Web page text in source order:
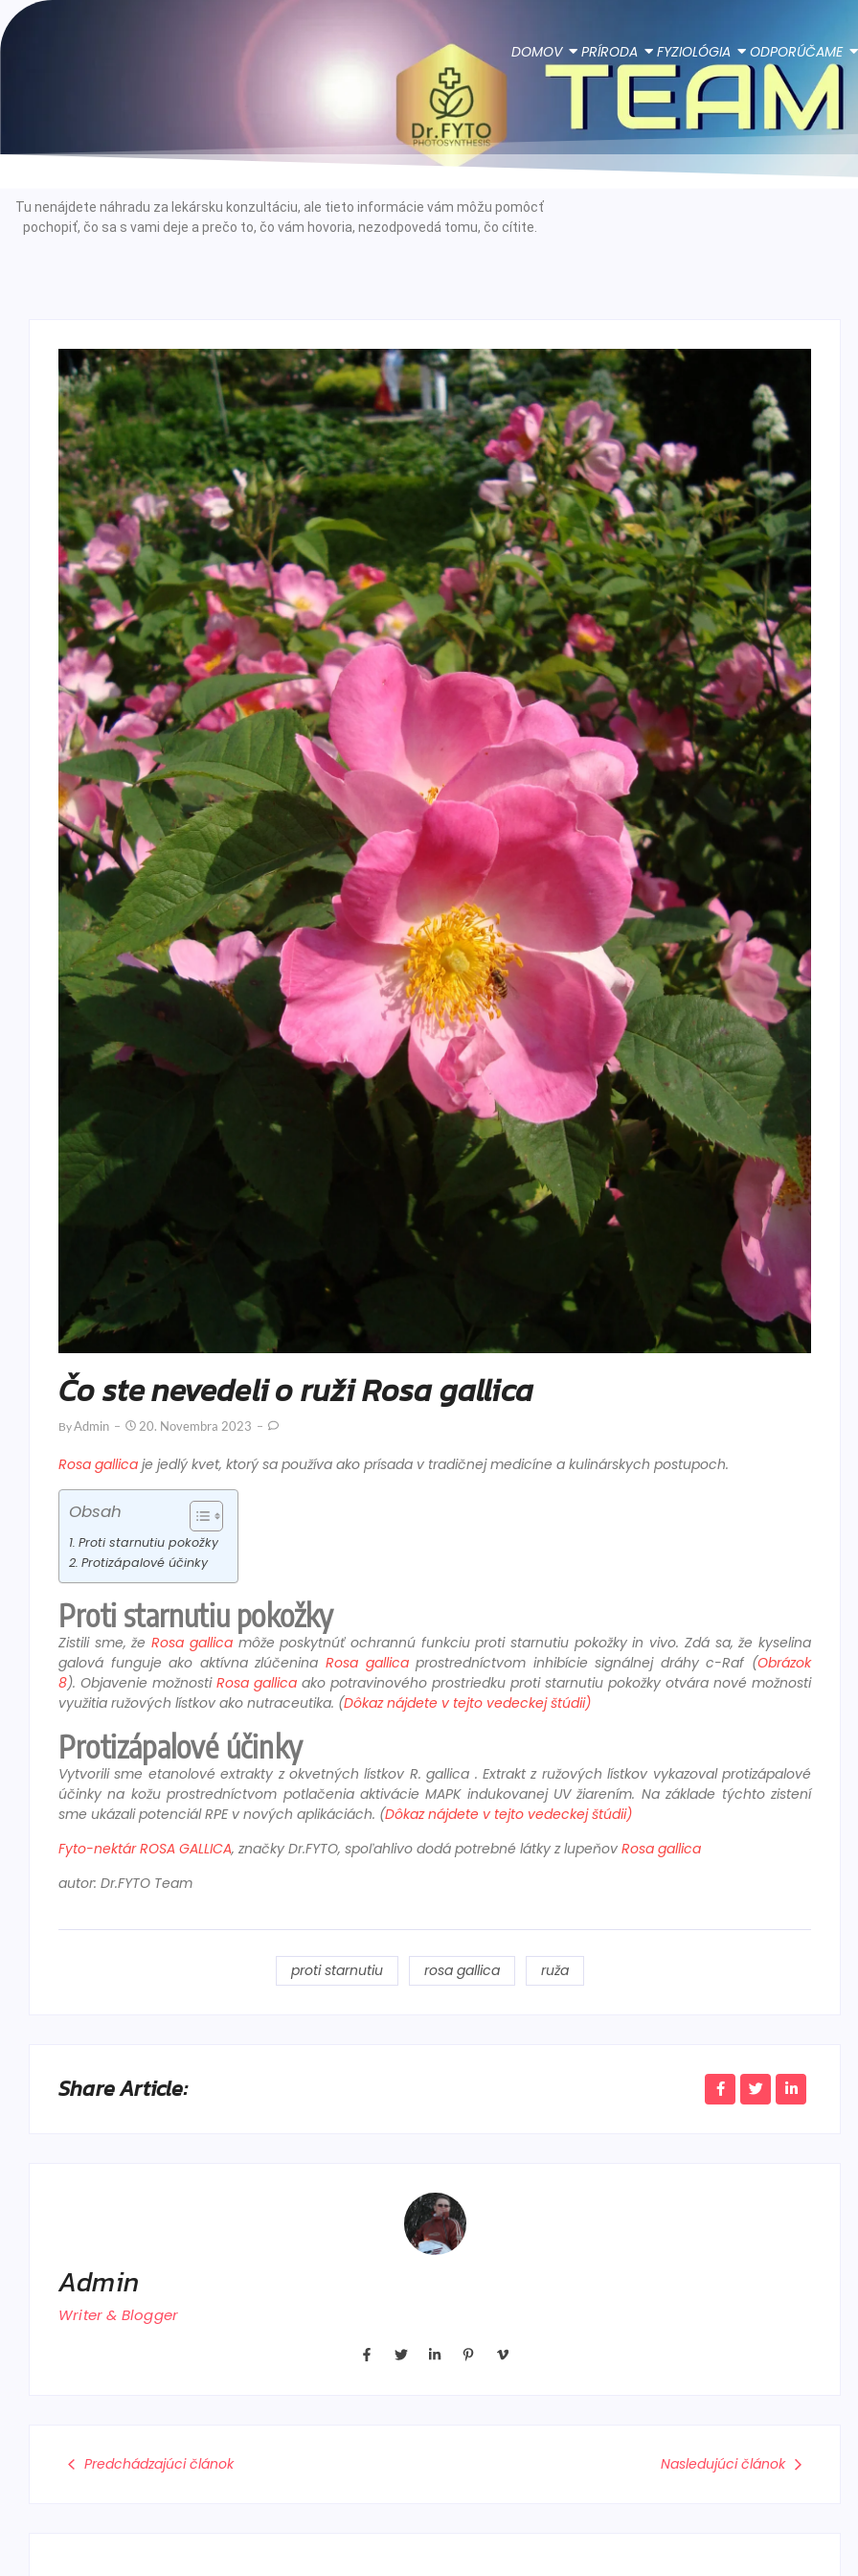
DOMOV PRÍRODA FYZIOLÓGIA ODPORÚČAME
Tu nenájdete náhradu za lekársku konzultáciu, ale tieto informácie vám môžu pomôcť
pochopiť, čo sa s vami deje a prečo to, čo vám hovoria, nezodpovedá tomu, čo cítite.
Čo ste nevedeli o ruži Rosa gallica
ByAdmin 20. Novembra 2023
Rosa gallica je jedlý kvet, ktorý sa používa ako prísada v tradičnej medicíne a kulinárskych postupoch.
Obsah
Proti starnutiu pokožky
Protizápalové účinky
Proti starnutiu pokožky
Zistili sme, žeRosa gallicamôže poskytnúť ochrannú funkciu proti starnutiu pokožky in vivo. Zdá sa, že kyselina
galová funguje ako aktívna zlúčenina Rosa gallicaprostredníctvom inhibície signálnej dráhy c-Raf (Obrázok
8). Objavenie možnosti Rosa gallica ako potravinového prostriedku proti starnutiu pokožky otvára nové možnosti
využitia ružových lístkov ako nutraceutika. (Dôkaz nájdete v tejto vedeckej štúdii)
Protizápalové účinky
Vytvorili sme etanolové extrakty z okvetných lístkov R. gallica . Extrakt z ružových lístkov vykazoval protizápalové
účinky na kožu prostredníctvom potlačenia aktivácie MAPK indukovanej UV žiarením. Na základe týchto zistení
sme ukázali potenciál RPE v nových aplikáciách. (Dôkaz nájdete v tejto vedeckej štúdii)
Fyto-nektár ROSA GALLICA, značky Dr.FYTO, spoľahlivo dodá potrebné látky z lupeňov Rosa gallica
autor: Dr.FYTO Team
proti starnutiu rosa gallica ruža
Share Article:
Admin
Writer & Blogger
Predchádzajúci článok Nasledujúci článok